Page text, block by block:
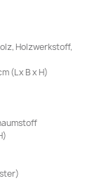
Holzwerkstoff,
(L x B x H)